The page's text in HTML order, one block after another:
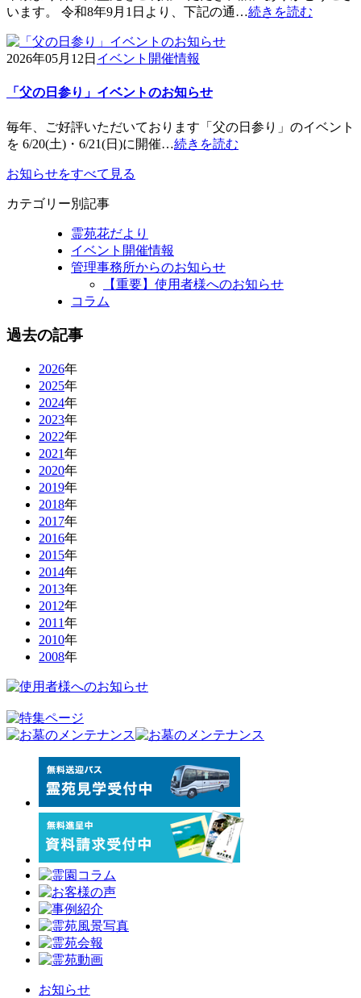
います。 令和8年9月1日より、下記の通…続きを読む
2026年05月12日 イベント開催情報
「父の日参り」イベントのお知らせ
毎年、ご好評いただいております「父の日参り」のイベント
を 6/20(土)・6/21(日)に開催…続きを読む
お知らせをすべて見る
カテゴリー別記事
霊苑花だより
イベント開催情報
管理事務所からのお知らせ
【重要】使用者様へのお知らせ
コラム
過去の記事
2026年
2025年
2024年
2023年
2022年
2021年
2020年
2019年
2018年
2017年
2016年
2015年
2014年
2013年
2012年
2011年
2010年
2008年
お知らせ